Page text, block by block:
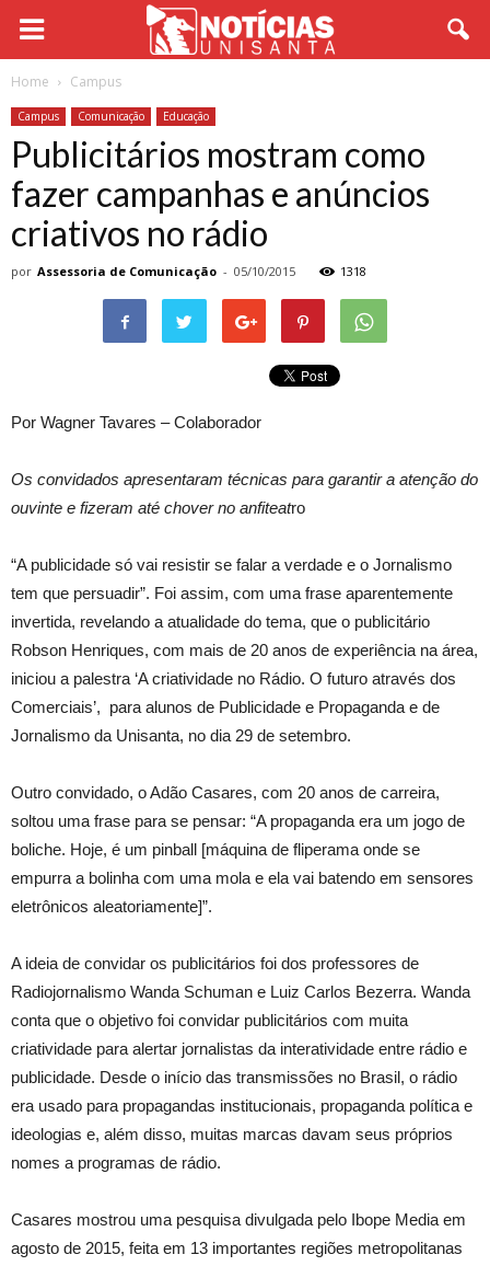
Home Campus
Campus Comunicação Educação
Publicitários mostram como
fazer campanhas e anúncios
criativos no rádio
por Assessoria de Comunicação - 05/10/2015 1318
Por Wagner Tavares – Colaborador
Os convidados apresentaram técnicas para garantir a atenção do
ouvinte e fizeram até chover no anfiteatro
“A publicidade só vai resistir se falar a verdade e o Jornalismo
tem que persuadir”. Foi assim, com uma frase aparentemente
invertida, revelando a atualidade do tema, que o publicitário
Robson Henriques, com mais de 20 anos de experiência na área,
iniciou a palestra ‘A criatividade no Rádio. O futuro através dos
Comerciais’, para alunos de Publicidade e Propaganda e de
Jornalismo da Unisanta, no dia 29 de setembro.
Outro convidado, o Adão Casares, com 20 anos de carreira,
soltou uma frase para se pensar: “A propaganda era um jogo de
boliche. Hoje, é um pinball [máquina de fliperama onde se
empurra a bolinha com uma mola e ela vai batendo em sensores
eletrônicos aleatoriamente]”.
A ideia de convidar os publicitários foi dos professores de
Radiojornalismo Wanda Schuman e Luiz Carlos Bezerra. Wanda
conta que o objetivo foi convidar publicitários com muita
criatividade para alertar jornalistas da interatividade entre rádio e
publicidade. Desde o início das transmissões no Brasil, o rádio
era usado para propagandas institucionais, propaganda política e
ideologias e, além disso, muitas marcas davam seus próprios
nomes a programas de rádio.
Casares mostrou uma pesquisa divulgada pelo Ibope Media em
agosto de 2015, feita em 13 importantes regiões metropolitanas